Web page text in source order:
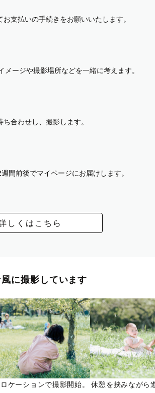
支払いの手続きをお願いいたします。
ージや撮影場所などを一緒に考えます。
合わせし、撮影します。
間前後でマイページにお届けします。
しくはこちら
に撮影しています
ケーションで撮影開始。
休憩を挟みながら